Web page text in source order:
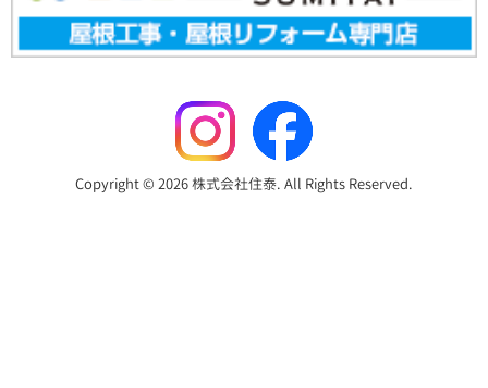
Copyright © 2026 株式会社住泰. All Rights Reserved.